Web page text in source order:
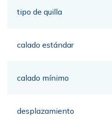
tipo de quilla
calado estándar
calado mínimo
desplazamiento